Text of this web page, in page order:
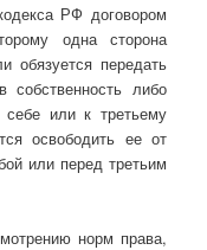
РФ договором
одна сторона
обязуется передать
либо
себе или к третьему
освободить ее от
или перед третьим
норм права,